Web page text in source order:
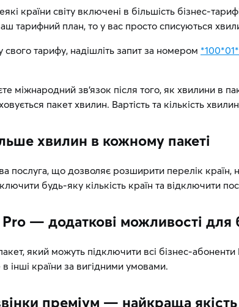
країни світу включені в більшість бізнес-
тарифний план, то у вас просто списуються
тарифу, надішліть запит за номером
міжнародний зв’язок після того, як хвилини в
пакет хвилин. Вартість та кількість
хвилин в кожному пакеті
послуга, що дозволяє розширити перелік країн,
будь-яку кількість країн та відключити
Pro — додаткові можливості для
який можуть підключити всі бізнес-
інші країни за вигідними умовами.
преміум — найкраща якість